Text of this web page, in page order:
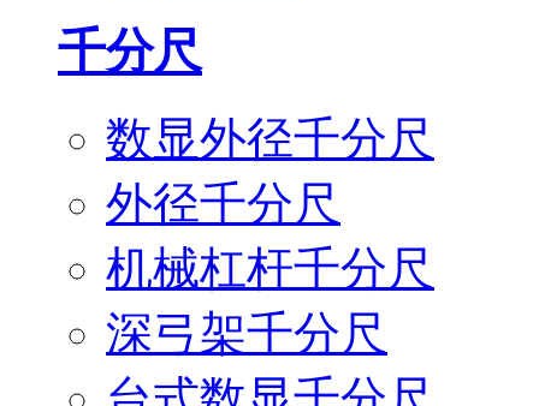
千分尺
数显外径千分尺
外径千分尺
机械杠杆千分尺
深弓架千分尺